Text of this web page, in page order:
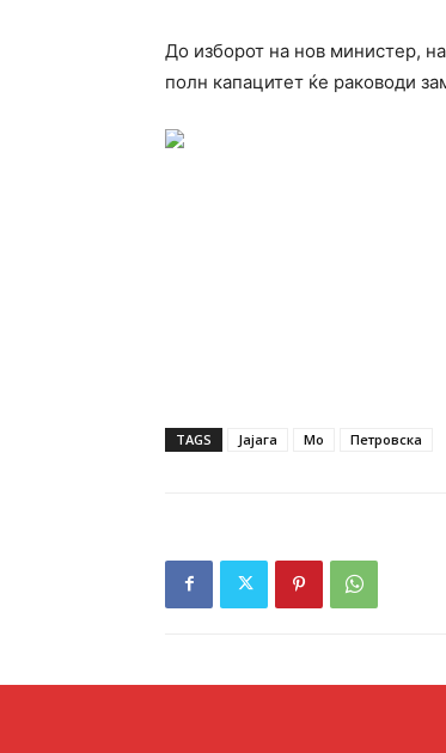
До изборот на нов министер,
полн капацитет ќе раководи
TAGS Јајага Мо Петровска